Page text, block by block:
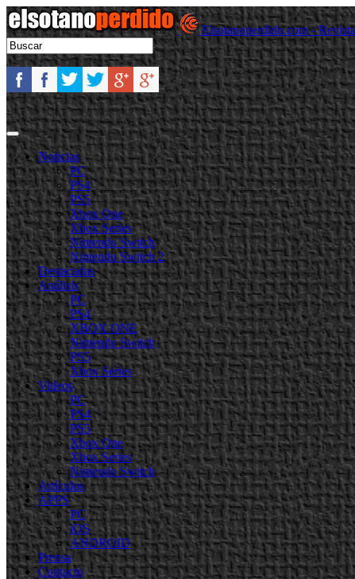
Elsotanoperdido.com -
Noticias
PC
PS4
PS5
Xbox One
Xbox Series
Nintendo Switch
Nintendo Switch 2
Destacadas
Análisis
PC
PS4
XBOX ONE
Nintendo Switch
PS5
Xbox Series
Videos
PC
PS4
PS5
Xbox One
Xbox Series
Nintendo Switch
Artículos
APPS
PC
iOS
ANDROID
Prensa
Contacto